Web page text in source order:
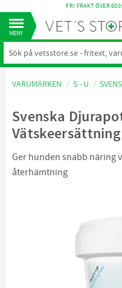
Meny
FRI FRAKT ÖVER
VARUMÄRKEN S - U
Svenska
Vätskeersättning
Ger hunden snabb näring
återhämtning